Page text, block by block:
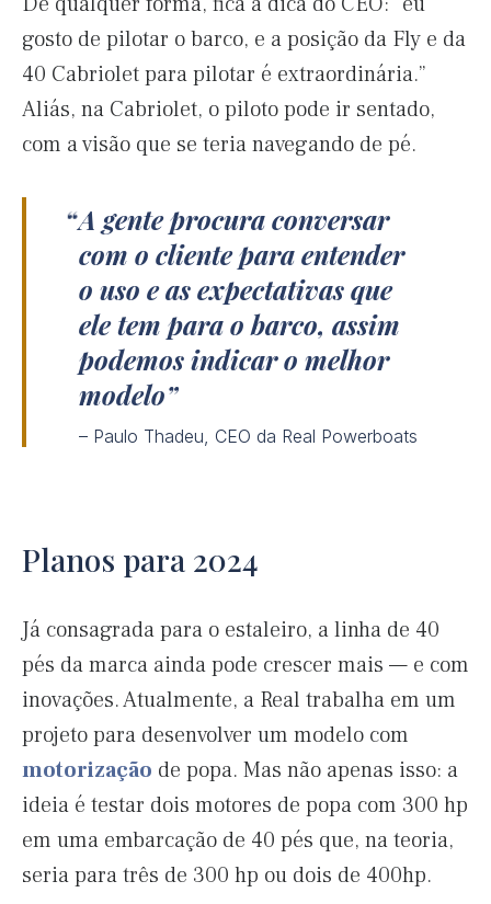
gosto de pilotar o barco, e a posição da Fly e da
40 Cabriolet para pilotar é extraordinária.”
Aliás, na Cabriolet, o piloto pode ir sentado,
com a visão que se teria navegando de pé.
A gente procura conversar
com o cliente para entender
o uso e as expectativas que
ele tem para o barco, assim
podemos indicar o melhor
modelo
– Paulo Thadeu, CEO da Real Powerboats
Planos para 2024
Já consagrada para o estaleiro, a linha de 40
pés da marca ainda pode crescer mais — e com
inovações. Atualmente, a Real trabalha em um
projeto para desenvolver um modelo com
motorização de popa. Mas não apenas isso: a
ideia é testar dois motores de popa com 300 hp
em uma embarcação de 40 pés que, na teoria,
seria para três de 300 hp ou dois de 400hp.